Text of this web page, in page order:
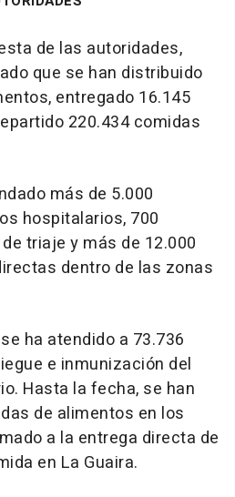
de las autoridades,
que se han distribuido
entregado 16.145
220.434 comidas
más de 5.000
hospitalarios, 700
triaje y más de 12.000
dentro de las zonas
ha atendido a 73.736
e inmunización del
Hasta la fecha, se han
de alimentos en los
a la entrega directa de
en La Guaira.